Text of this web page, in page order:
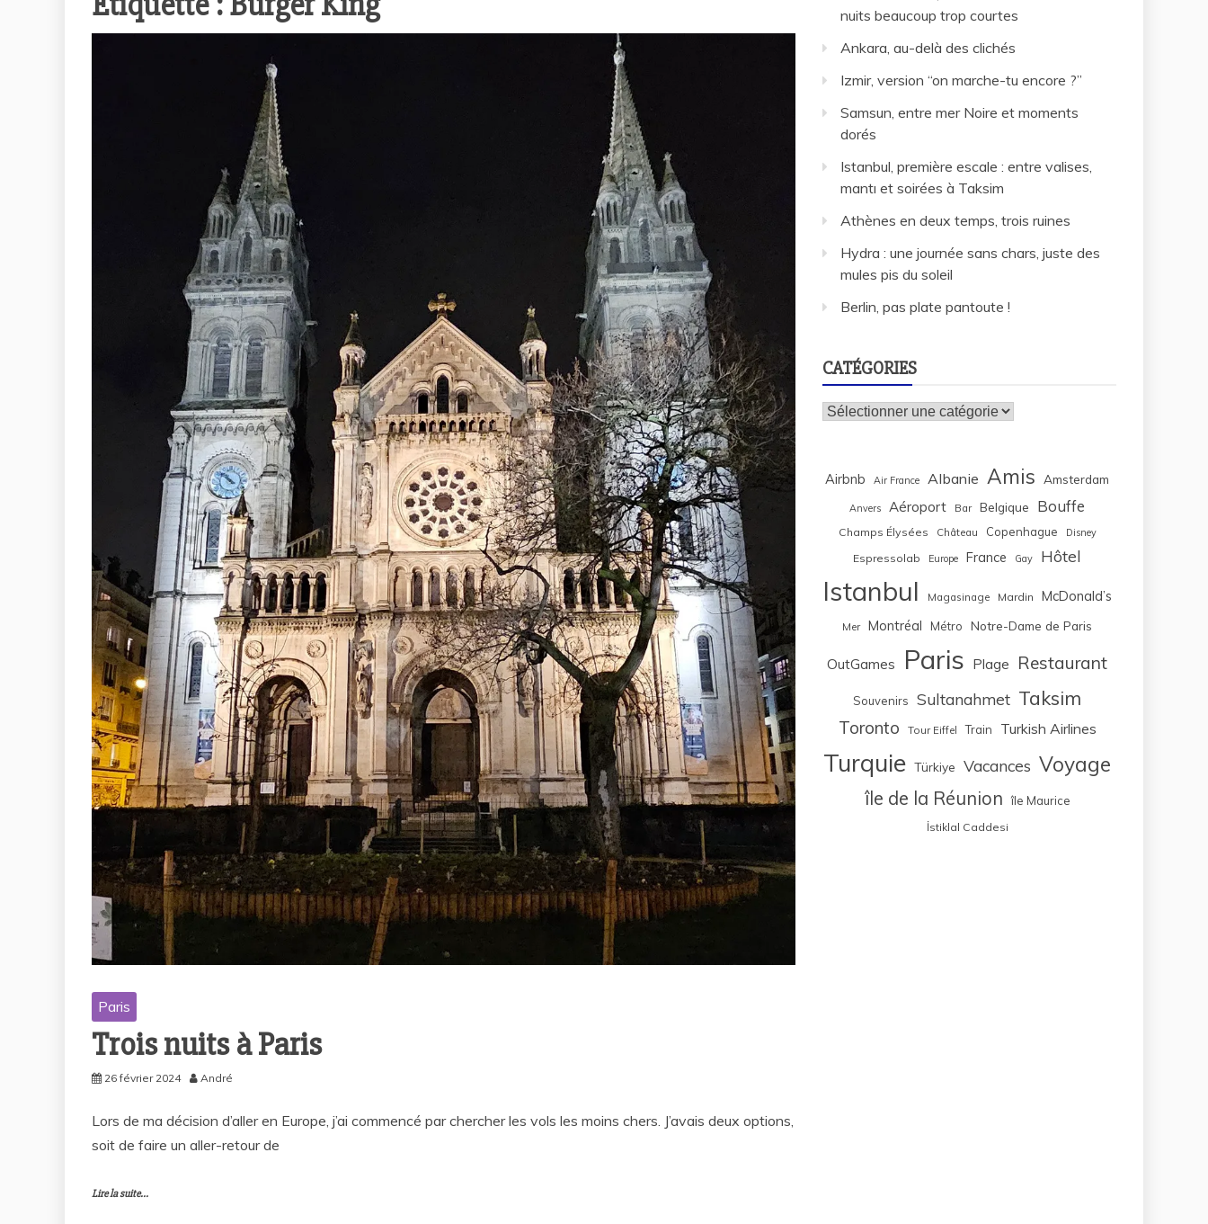
Paris
Trois nuits à Paris
26 février 2024 André
Lors de ma décision d’aller en Europe, j’ai commencé par chercher les vols les moins chers. J’avais deux options,
soit de faire un aller-retour de
Lire la suite...
nuits beaucoup trop courtes
Ankara, au-delà des clichés
Izmir, version “on marche-tu encore ?”
Samsun, entre mer Noire et moments
dorés
Istanbul, première escale : entre valises,
mantı et soirées à Taksim
Athènes en deux temps, trois ruines
Hydra : une journée sans chars, juste des
mules pis du soleil
Berlin, pas plate pantoute !
CATÉGORIES
Catégories
Airbnb Air France Albanie Amis Amsterdam
Anvers Aéroport Bar Belgique Bouffe
Champs Élysées Château Copenhague Disney
Espressolab Europe France Gay Hôtel
Istanbul Magasinage Mardin McDonald’s
Mer Montréal Métro Notre-Dame de Paris
OutGames Paris Plage Restaurant
Souvenirs Sultanahmet Taksim
Toronto Tour Eiffel Train Turkish Airlines
Turquie Türkiye Vacances Voyage
île de la Réunion île Maurice
İstiklal Caddesi